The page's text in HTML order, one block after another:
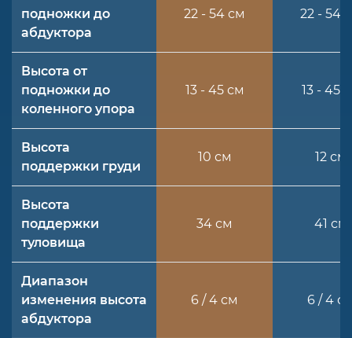
подножки до
абдуктора
22 - 54 см 22 - 54
Высота от
подножки до
коленного упора
13 - 45 см 13 - 45
Высота
поддержки груди
10 см 12 см
Высота
поддержки
туловища
34 см 41 см
Диапазон
изменения высота
абдуктора
6 / 4 см 6 / 4